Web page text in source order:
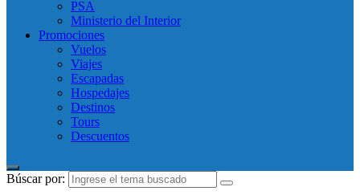
PSA
Ministerio del Interior
Promociones
Vuelos
Viajes
Escapadas
Hospedajes
Destinos
Tours
Descuentos
Búscar por: